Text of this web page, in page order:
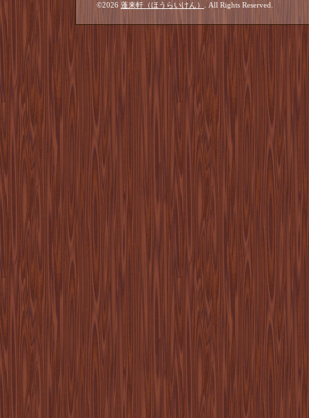
©2026 蓬来軒（ほうらいけん） . All Rights Reserved.